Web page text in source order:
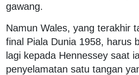
gawang.
Namun Wales, yang terakhir
final Piala Dunia 1958, harus
lagi kepada Hennessey saat
penyelamatan satu tangan